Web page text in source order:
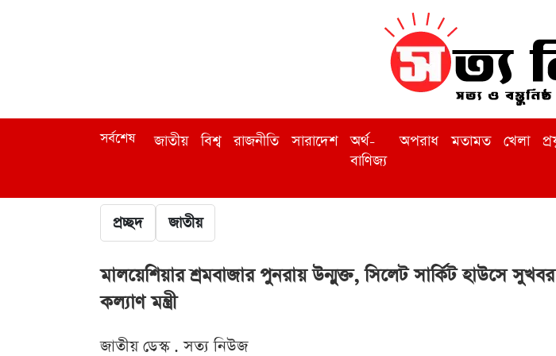
সর্বশেষ জাতীয় বিশ্ব রাজনীতি সারাদেশ
অর্থ-
বাণিজ্য
অপরাধ মতামত খেলা
প্রচ্ছদ জাতীয়
মালয়েশিয়ার শ্রমবাজার পুনরায় উন্মুক্ত, সিলেট সার্কিট হাউসে সুখবর
কল্যাণ মন্ত্রী
জাতীয় ডেস্ক . সত্য নিউজ